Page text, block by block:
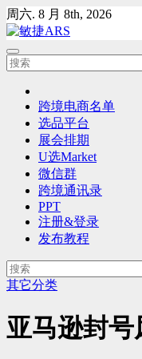
Skip
to
content
周六. 8 月 8th, 2026
跨境电商名单
选品平台
展会排期
U选Market
微信群
跨境通讯录
PPT
注册&登录
发布教程
其它分类
亚马逊封